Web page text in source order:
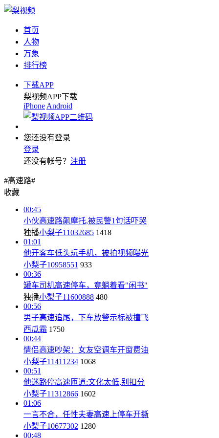
首页
人物
万象
排行榜
下载APP
梨视频APP下载
iPhone Android
您还没有登录
登录
还没有帐号？ 注册
#高速路#
收藏
00:45
小伙高速路飙摩托,被民警1句话吓哭
独播小梨子11032685 1418
01:01
他开客车低头玩手机，被拍视频曝光
小梨子10958551 933
00:36
罐车司机高速停车，竟躺着看"闲书"
独播小梨子11600888 480
00:56
男子高速追尾，下车放警示标被撞飞
西瓜霜 1750
00:44
情侣高速吵架：女友空调车开窗费油
小梨子11411234 1068
00:51
他迷路停高速匝道:文化太低,别扣分
小梨子11312866 1602
01:06
一言不合，任性夫妻高速上停车开撕
小梨子10677302 1280
00:48